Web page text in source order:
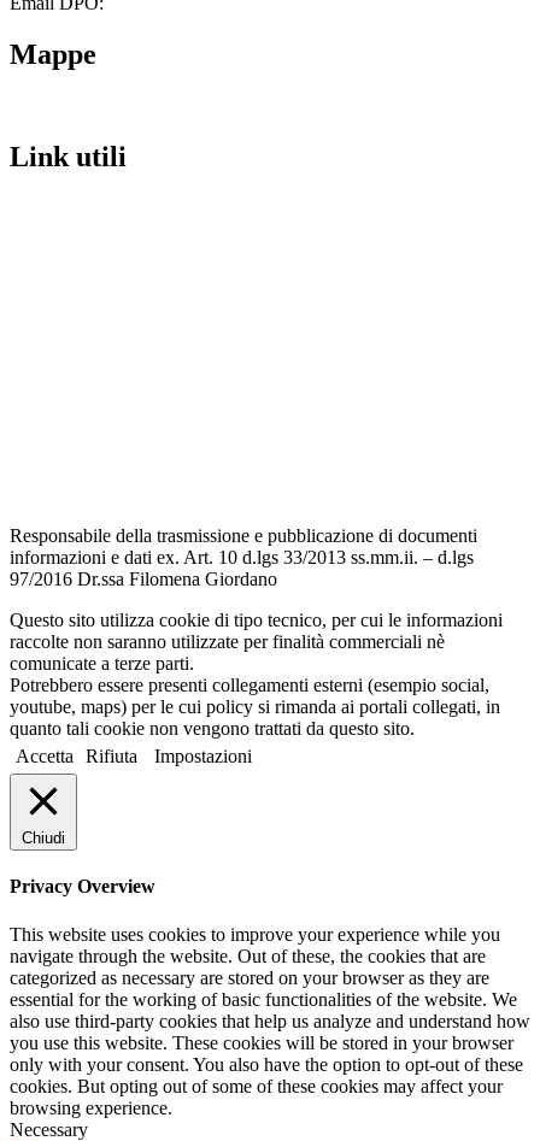
Mappe
Link utili
Responsabile della trasmissione e pubblicazione di documenti
informazioni e dati ex. Art. 10 d.lgs 33/2013 ss.mm.ii. – d.lgs
97/2016 Dr.ssa Filomena Giordano
Questo sito utilizza cookie di tipo tecnico, per cui le informazioni
raccolte non saranno utilizzate per finalità commerciali nè
comunicate a terze parti.
Potrebbero essere presenti collegamenti esterni (esempio social,
youtube, maps) per le cui policy si rimanda ai portali collegati, in
quanto tali cookie non vengono trattati da questo sito.
Accetta
Rifiuta Impostazioni
Chiudi
Privacy Overview
This website uses cookies to improve your experience while you
navigate through the website. Out of these, the cookies that are
categorized as necessary are stored on your browser as they are
essential for the working of basic functionalities of the website. We
also use third-party cookies that help us analyze and understand how
you use this website. These cookies will be stored in your browser
only with your consent. You also have the option to opt-out of these
cookies. But opting out of some of these cookies may affect your
browsing experience.
Necessary